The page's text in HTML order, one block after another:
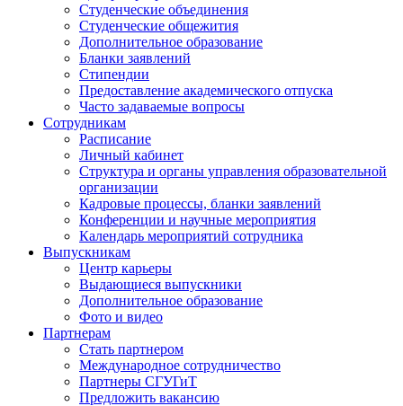
Студенческие объединения
Студенческие общежития
Дополнительное образование
Бланки заявлений
Стипендии
Предоставление академического отпуска
Часто задаваемые вопросы
Сотрудникам
Расписание
Личный кабинет
Структура и органы управления образовательной
организации
Кадровые процессы, бланки заявлений
Конференции и научные мероприятия
Календарь мероприятий сотрудника
Выпускникам
Центр карьеры
Выдающиеся выпускники
Дополнительное образование
Фото и видео
Партнерам
Стать партнером
Международное сотрудничество
Партнеры СГУГиТ
Предложить вакансию